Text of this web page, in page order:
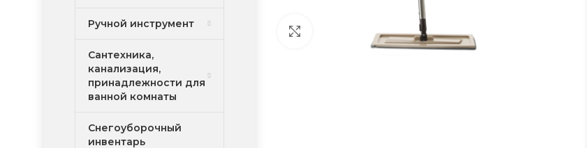
Ручной инструмент
Сантехника,
канализация,
принадлежности для
ванной комнаты
Снегоуборочный
инвентарь